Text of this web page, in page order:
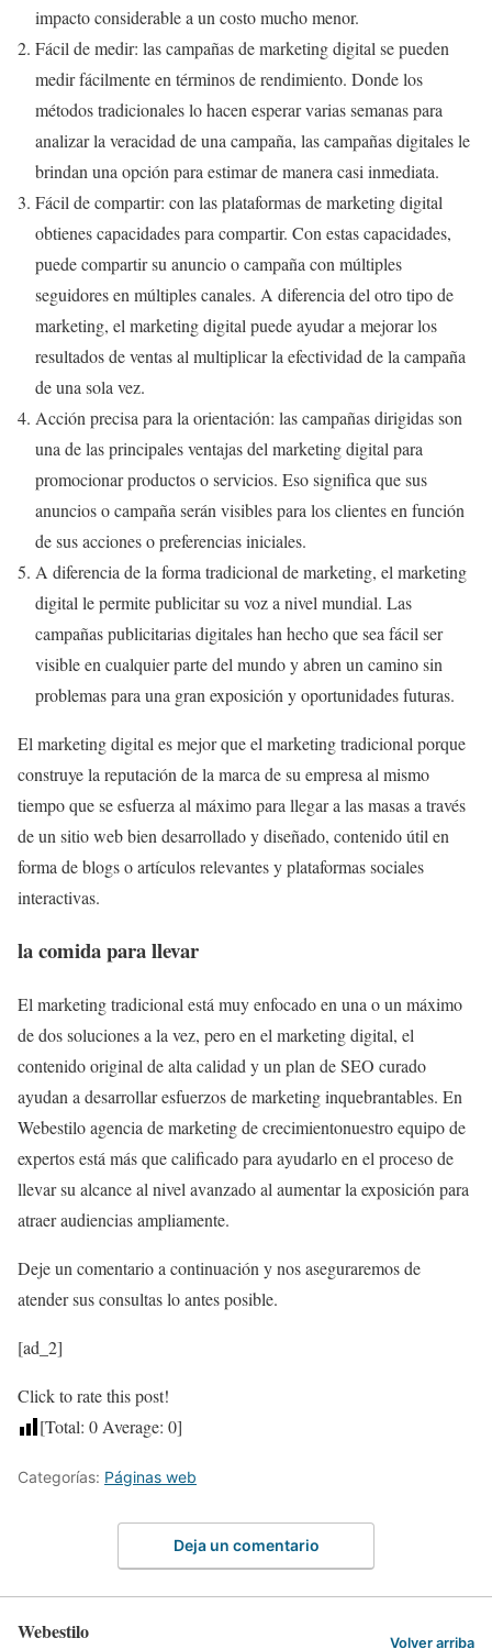
impacto considerable a un costo mucho menor.
Fácil de medir: las campañas de marketing digital se pueden
medir fácilmente en términos de rendimiento. Donde los
métodos tradicionales lo hacen esperar varias semanas para
analizar la veracidad de una campaña, las campañas digitales le
brindan una opción para estimar de manera casi inmediata.
Fácil de compartir: con las plataformas de marketing digital
obtienes capacidades para compartir. Con estas capacidades,
puede compartir su anuncio o campaña con múltiples
seguidores en múltiples canales. A diferencia del otro tipo de
marketing, el marketing digital puede ayudar a mejorar los
resultados de ventas al multiplicar la efectividad de la campaña
de una sola vez.
Acción precisa para la orientación: las campañas dirigidas son
una de las principales ventajas del marketing digital para
promocionar productos o servicios. Eso significa que sus
anuncios o campaña serán visibles para los clientes en función
de sus acciones o preferencias iniciales.
A diferencia de la forma tradicional de marketing, el marketing
digital le permite publicitar su voz a nivel mundial. Las
campañas publicitarias digitales han hecho que sea fácil ser
visible en cualquier parte del mundo y abren un camino sin
problemas para una gran exposición y oportunidades futuras.
El marketing digital es mejor que el marketing tradicional porque
construye la reputación de la marca de su empresa al mismo
tiempo que se esfuerza al máximo para llegar a las masas a través
de un sitio web bien desarrollado y diseñado, contenido útil en
forma de blogs o artículos relevantes y plataformas sociales
interactivas.
la comida para llevar
El marketing tradicional está muy enfocado en una o un máximo
de dos soluciones a la vez, pero en el marketing digital, el
contenido original de alta calidad y un plan de SEO curado
ayudan a desarrollar esfuerzos de marketing inquebrantables. En
Webestiloagencia de marketing de crecimientonuestro equipo de
expertos está más que calificado para ayudarlo en el proceso de
llevar su alcance al nivel avanzado al aumentar la exposición para
atraer audiencias ampliamente.
Deje un comentario a continuación y nos aseguraremos de
atender sus consultas lo antes posible.
[ad_2]
Click to rate this post!
[Total: 0 Average: 0]
Categorías: Páginas web
Deja un comentario
Webestilo Volver arriba